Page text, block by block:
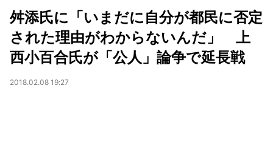
舛添氏に「いまだに自分が都民に否定
された理由がわからないんだ」 上
西小百合氏が「公人」論争で延長戦
2018.02.08 19:27